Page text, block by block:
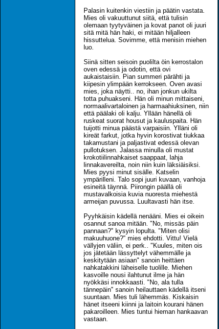
Palasin kuitenkin viestiin ja päätin vastata.
Mies oli vakuuttunut siitä, että tulisin
olemaan tyytyväinen ja kovat panot oli juuri
sitä mitä hän haki, ei mitään hiljalleen
hissuttelua. Sovimme, että menisin miehen
luo.
Siinä sitten seisoin puolilta öin kerrostalon
oven edessä ja odotin, että ovi
aukaistaisiin. Pian summeri pärähti ja
kiipesin ylimpään kerrokseen. Oven avasi
mies, joka näytti.. no, ihan jonkun ukilta
totta puhuakseni. Hän oli minun mittaiseni,
normaalivartaloinen ja harmaahiuksinen, niin
että päälaki oli kalju. Yllään hänellä oli
ruskeat suorat housut ja kauluspaita. Hän
tuijotti minua päästä varpaisiin. Ylläni oli
kireät farkut, jotka hyvin korostivat tiukkaa
takamustani ja paljastivat edessä olevan
pullotuksen. Jalassa minulla oli mustat
krokotiilinnahkaiset saappaat, lahja
linnakavereilta, noin niin kuin läksiäisiksi.
Mies pyysi minut sisälle. Katselin
ympärilleni. Talo sopi juuri kuvaan, vanhoja
esineitä täynnä. Piirongin päällä oli
mustavalkoisia kuvia nuoresta miehestä
armeijan puvussa. Luultavasti hän itse.
Pyyhkäisin kädellä nenääni. Mies ei oikein
osannut sanoa mitään. "No, missäs päin
pannaan?" kysyin lopulta. "Miten olisi
makuuhuone?" mies ehdotti. Vittu! Vielä
vällyjen väliin, ei perk.. "Kuules, miten ois
jos jätetään lässyttelyt vähemmälle ja
keskitytään asiaan" sanoin heittäen
nahkatakkini läheiselle tuolille. Miehen
kasvoille nousi ilahtunut ilme ja hän
nyökkäsi innokkaasti. "No, ala tulla
tännepäin" sanoin heilauttaen kädellä itseni
suuntaan. Mies tuli lähemmäs. Kiskaisin
hänet itseeni kiinni ja laitoin kourani hänen
pakaroilleen. Mies tuntui hieman hankaavan
vastaan.